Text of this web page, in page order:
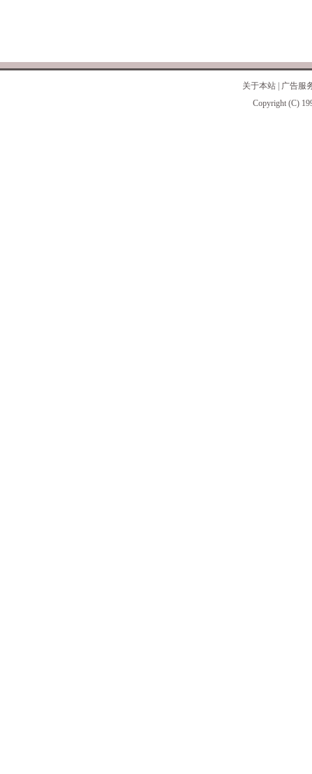
关于本站
广告服
Copyright (C)